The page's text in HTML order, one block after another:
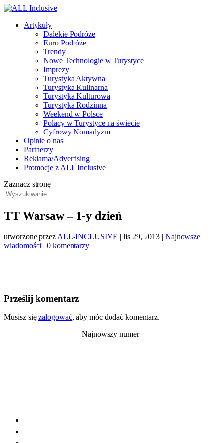
Artykuły
Dalekie Podróże
Euro Podróże
Trendy
Nowe Technologie w Turystyce
Imprezy
Turystyka Aktywna
Turystyka Kulinarna
Turystyka Kulturowa
Turystyka Rodzinna
Weekend w Polsce
Polacy w Turystyce na świecie
Cyfrowy Nomadyzm
Opinie o nas
Partnerzy
Reklama/Advertising
Promocje z ALL Inclusive
Zaznacz stronę
TT Warsaw – 1-y dzień
utworzone przez ALL-INCLUSIVE | lis 29, 2013 | Najnowsze
wiadomości | 0 komentarzy
Prześlij komentarz
Musisz się zalogować, aby móc dodać komentarz.
Najnowszy numer